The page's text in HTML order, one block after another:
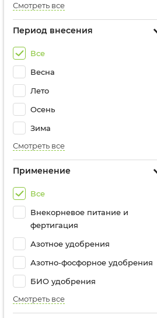
Смотреть все
Период внесения
Все
Весна
Лето
Осень
Зима
Смотреть все
Применение
Все
Внекорневое питание и
фертигация
Азотное удобрения
Азотно-фосфорное удобрения
БИО удобрения
Смотреть все